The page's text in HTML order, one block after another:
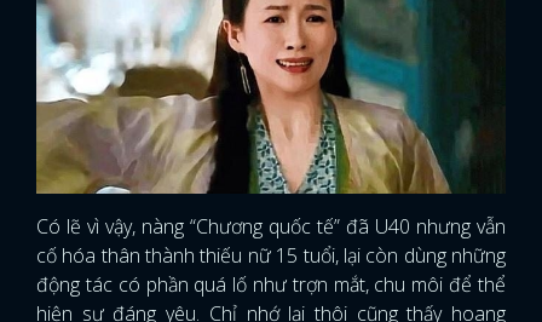
Có lẽ vì vậy, nàng “Chương quốc tế” đã U40 nhưng vẫn
cố hóa thân thành thiếu nữ 15 tuổi, lại còn dùng những
động tác có phần quá lố như trợn mắt, chu môi để thể
hiện sự đáng yêu. Chỉ nhớ lại thôi cũng thấy hoang